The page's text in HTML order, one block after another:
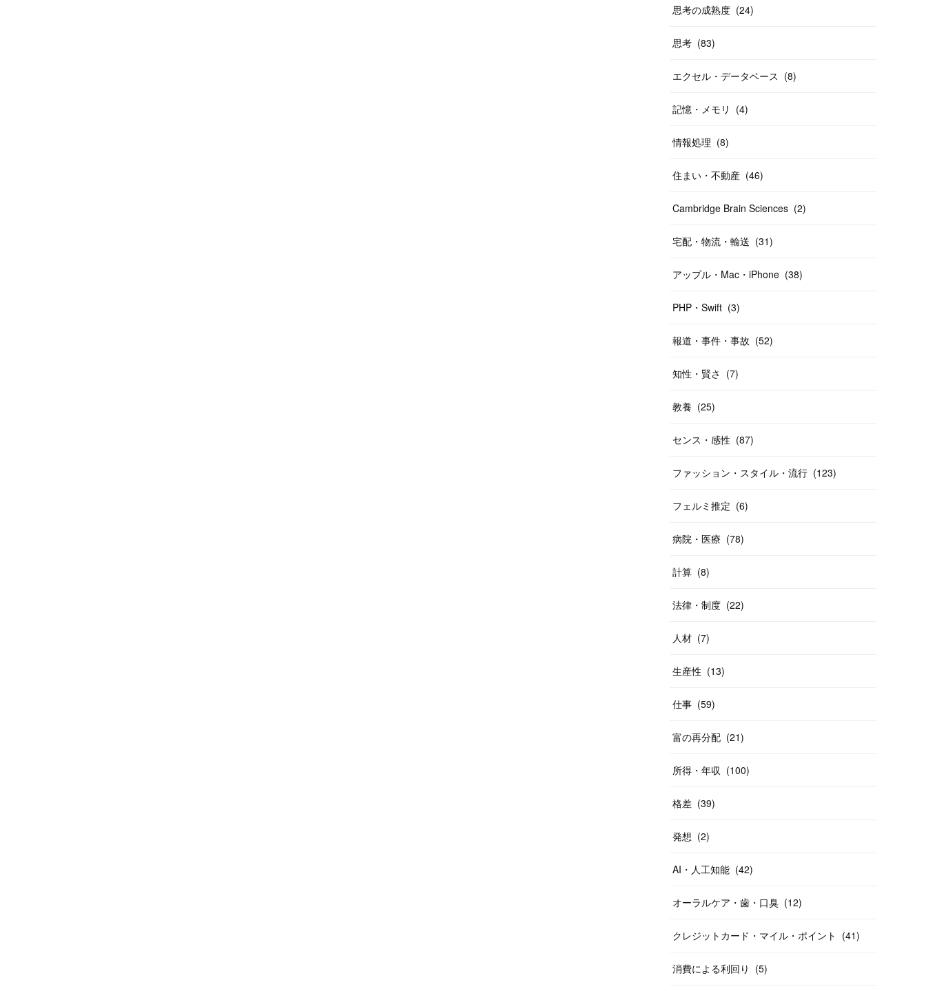
思考の成熟度 (24)
思考 (83)
エクセル・データベース (8)
記憶・メモリ (4)
情報処理 (8)
住まい・不動産 (46)
Cambridge Brain Sciences (2)
宅配・物流・輸送 (31)
アップル・Mac・iPhone (38)
PHP・Swift (3)
報道・事件・事故 (52)
知性・賢さ (7)
教養 (25)
センス・感性 (87)
ファッション・スタイル・流行 (123)
フェルミ推定 (6)
病院・医療 (78)
計算 (8)
法律・制度 (22)
人材 (7)
生産性 (13)
仕事 (59)
富の再分配 (21)
所得・年収 (100)
格差 (39)
発想 (2)
AI・人工知能 (42)
オーラルケア・歯・口臭 (12)
クレジットカード・マイル・ポイント (41)
消費による利回り (5)